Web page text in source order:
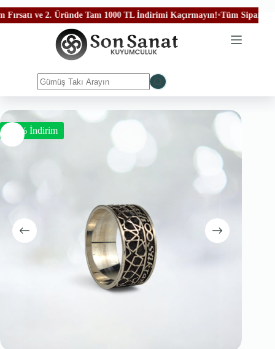
ve 2. Üründe Tam 1000 TL İndirimi Kaçırmayın!•Tüm Siparişleriniz
-50% İndirim